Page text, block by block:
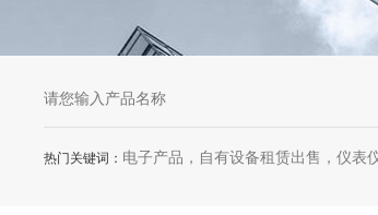
热门关键词： 电子产品，自有设备租赁出售，仪表